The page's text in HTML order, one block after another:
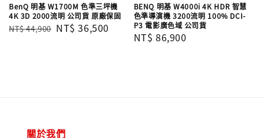
BenQ 明基 W1700M 色準三坪機
4K 3D 2000流明 ‎公司貨 原廠保固
Regular
NT$ 44,900 Sale
NT$ 36,500
BENQ 明基 W4000i 4K HDR 智慧
色準導演機 3200流明 100% DCI-
P3 電影廣色域 公司貨
Regular
NT$ 86,900
關於我們